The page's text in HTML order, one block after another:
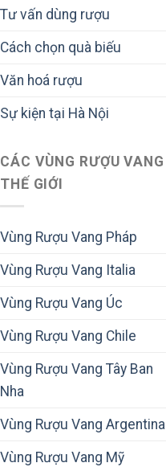
Tư vấn dùng rượu
Cách chọn quà biếu
Văn hoá rượu
Sự kiện tại Hà Nội
CÁC VÙNG RƯỢU VANG
THẾ GIỚI
Vùng Rượu Vang Pháp
Vùng Rượu Vang Italia
Vùng Rượu Vang Úc
Vùng Rượu Vang Chile
Vùng Rượu Vang Tây Ban
Nha
Vùng Rượu Vang Argentina
Vùng Rượu Vang Mỹ